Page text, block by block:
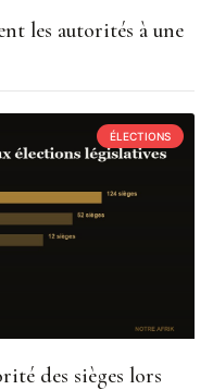
les autorités à une
ÉLECTIONS
des sièges lors